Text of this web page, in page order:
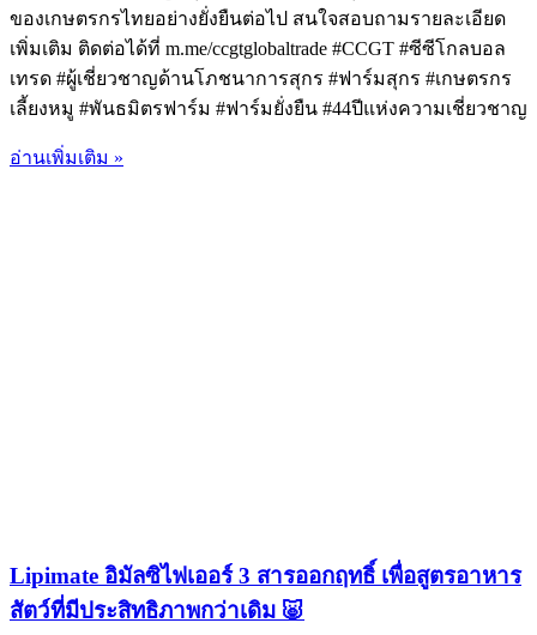
ของเกษตรกรไทยอย่างยั่งยืนต่อไป สนใจสอบถามรายละเอียด
เพิ่มเติม ติดต่อได้ที่ m.me/ccgtglobaltrade #CCGT #ซีซีโกลบอล
เทรด #ผู้เชี่ยวชาญด้านโภชนาการสุกร #ฟาร์มสุกร #เกษตรกร
เลี้ยงหมู #พันธมิตรฟาร์ม #ฟาร์มยั่งยืน #44ปีแห่งความเชี่ยวชาญ
อ่านเพิ่มเติม »
Lipimate อิมัลซิไฟเออร์ 3 สารออกฤทธิ์ เพื่อสูตรอาหาร
สัตว์ที่มีประสิทธิภาพกว่าเดิม 🐷